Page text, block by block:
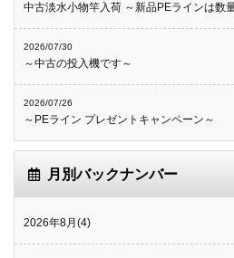
中古淡水小物竿入荷 ～新品PEラインは数
2026/07/30
～中古の投入機です～
2026/07/26
～PEライン プレゼントキャンペーン～
月別バックナンバー
2026年8月(4)